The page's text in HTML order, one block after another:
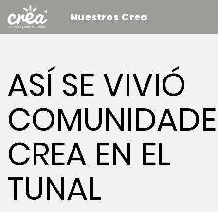
Nuestros Crea
ASÍ SE VIVIÓ
CREA EN EL
TUNAL